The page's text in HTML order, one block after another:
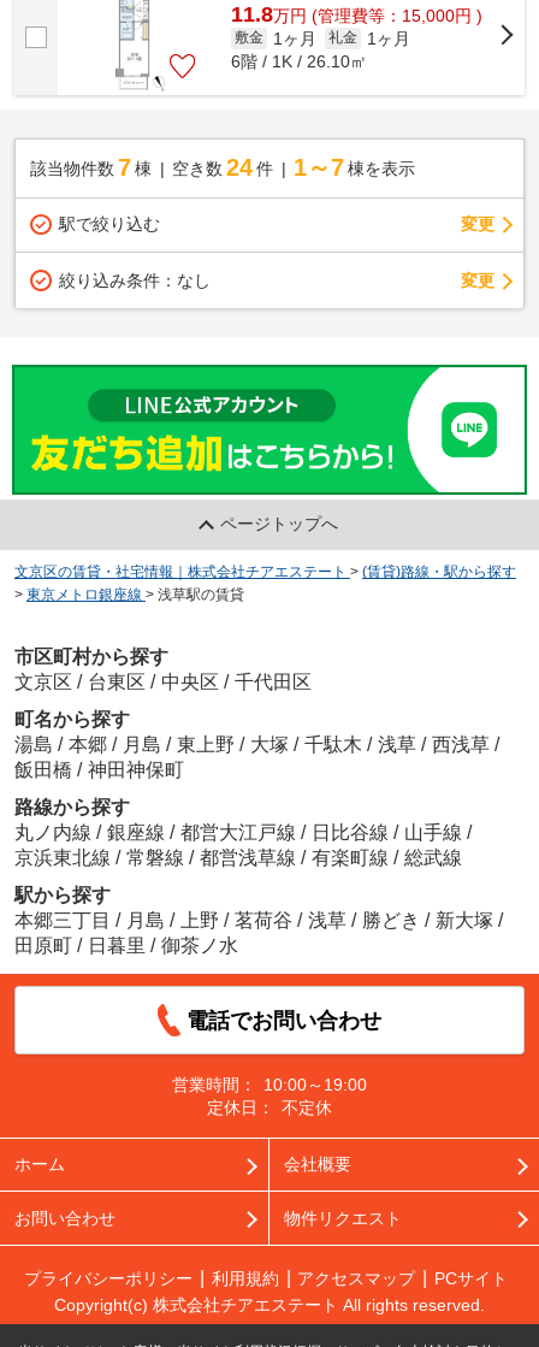
11.8万円 (管理費等：15,000円 )
敷金 1ヶ月 礼金
1ヶ月
6階 / 1K / 26.10㎡
該当物件数 7棟 空き数 24 件 1～7 棟を表示
駅で絞り込む 変更
絞り込み条件： なし 変更
ページトップへ
文京区の賃貸・社宅情報｜株式会社チアエステート > (賃貸)路線・駅から探す
> 東京メトロ銀座線 > 浅草駅の賃貸
市区町村から探す
文京区 / 台東区 / 中央区 / 千代田区
町名から探す
湯島 / 本郷 / 月島 / 東上野 / 大塚 / 千駄木 / 浅草 / 西浅草 /
飯田橋 / 神田神保町
路線から探す
丸ノ内線 / 銀座線 / 都営大江戸線 / 日比谷線 / 山手線 /
京浜東北線 / 常磐線 / 都営浅草線 / 有楽町線 / 総武線
駅から探す
本郷三丁目 / 月島 / 上野 / 茗荷谷 / 浅草 / 勝どき / 新大塚 /
田原町 / 日暮里 / 御茶ノ水
電話でお問い合わせ
営業時間：
10:00～19:00
定休日：
不定休
ホーム 会社概要
お問い合わせ 物件リクエスト
プライバシーポリシー 利用規約 アクセスマップ
PCサイト
Copyright(c) 株式会社チアエステート All rights reserved.